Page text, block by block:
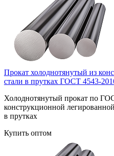
Прокат холоднотянутый из
стали в прутках ГОСТ 4543-
Холоднотянутый прокат по
конструкционной
в прутках
Купить оптом